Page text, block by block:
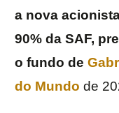
a nova
90% da SAF,
o fundo de
do Mundo de